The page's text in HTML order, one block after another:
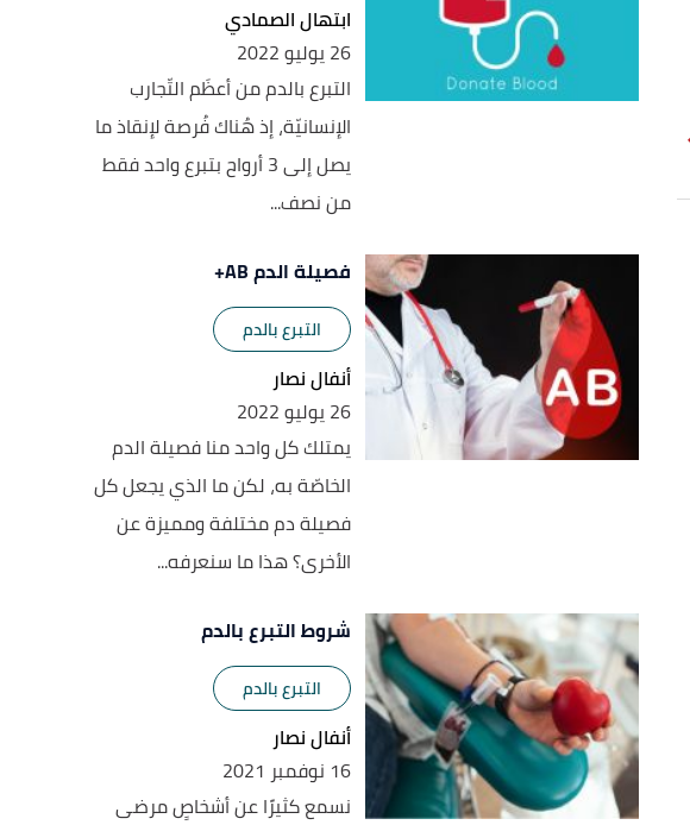
ابتهال الصمادي
26 يوليو 2022
التبرع بالدم من أعظَم التّجارب
الإنسانيّة، إذ هُناك فُرصة لإنقاذ ما
يصل إلى 3 أرواح بتبرع واحد فقط
من نصف...
فصيلة الدم AB+
التبرع بالدم
أنفال نصار
26 يوليو 2022
يمتلك كل واحد منا فصيلة الدم
الخاصّة به، لكن ما الذي يجعل كل
فصيلة دم مختلفة ومميزة عن
الأخرى؟ هذا ما سنعرفه...
شروط التبرع بالدم
التبرع بالدم
أنفال نصار
16 نوفمبر 2021
نسمع كثيرًا عن أشخاصٍ مرضى